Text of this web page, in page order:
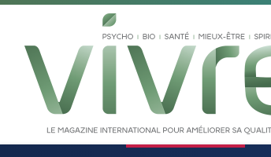
Aller au menu principal
Aller au contenu principal